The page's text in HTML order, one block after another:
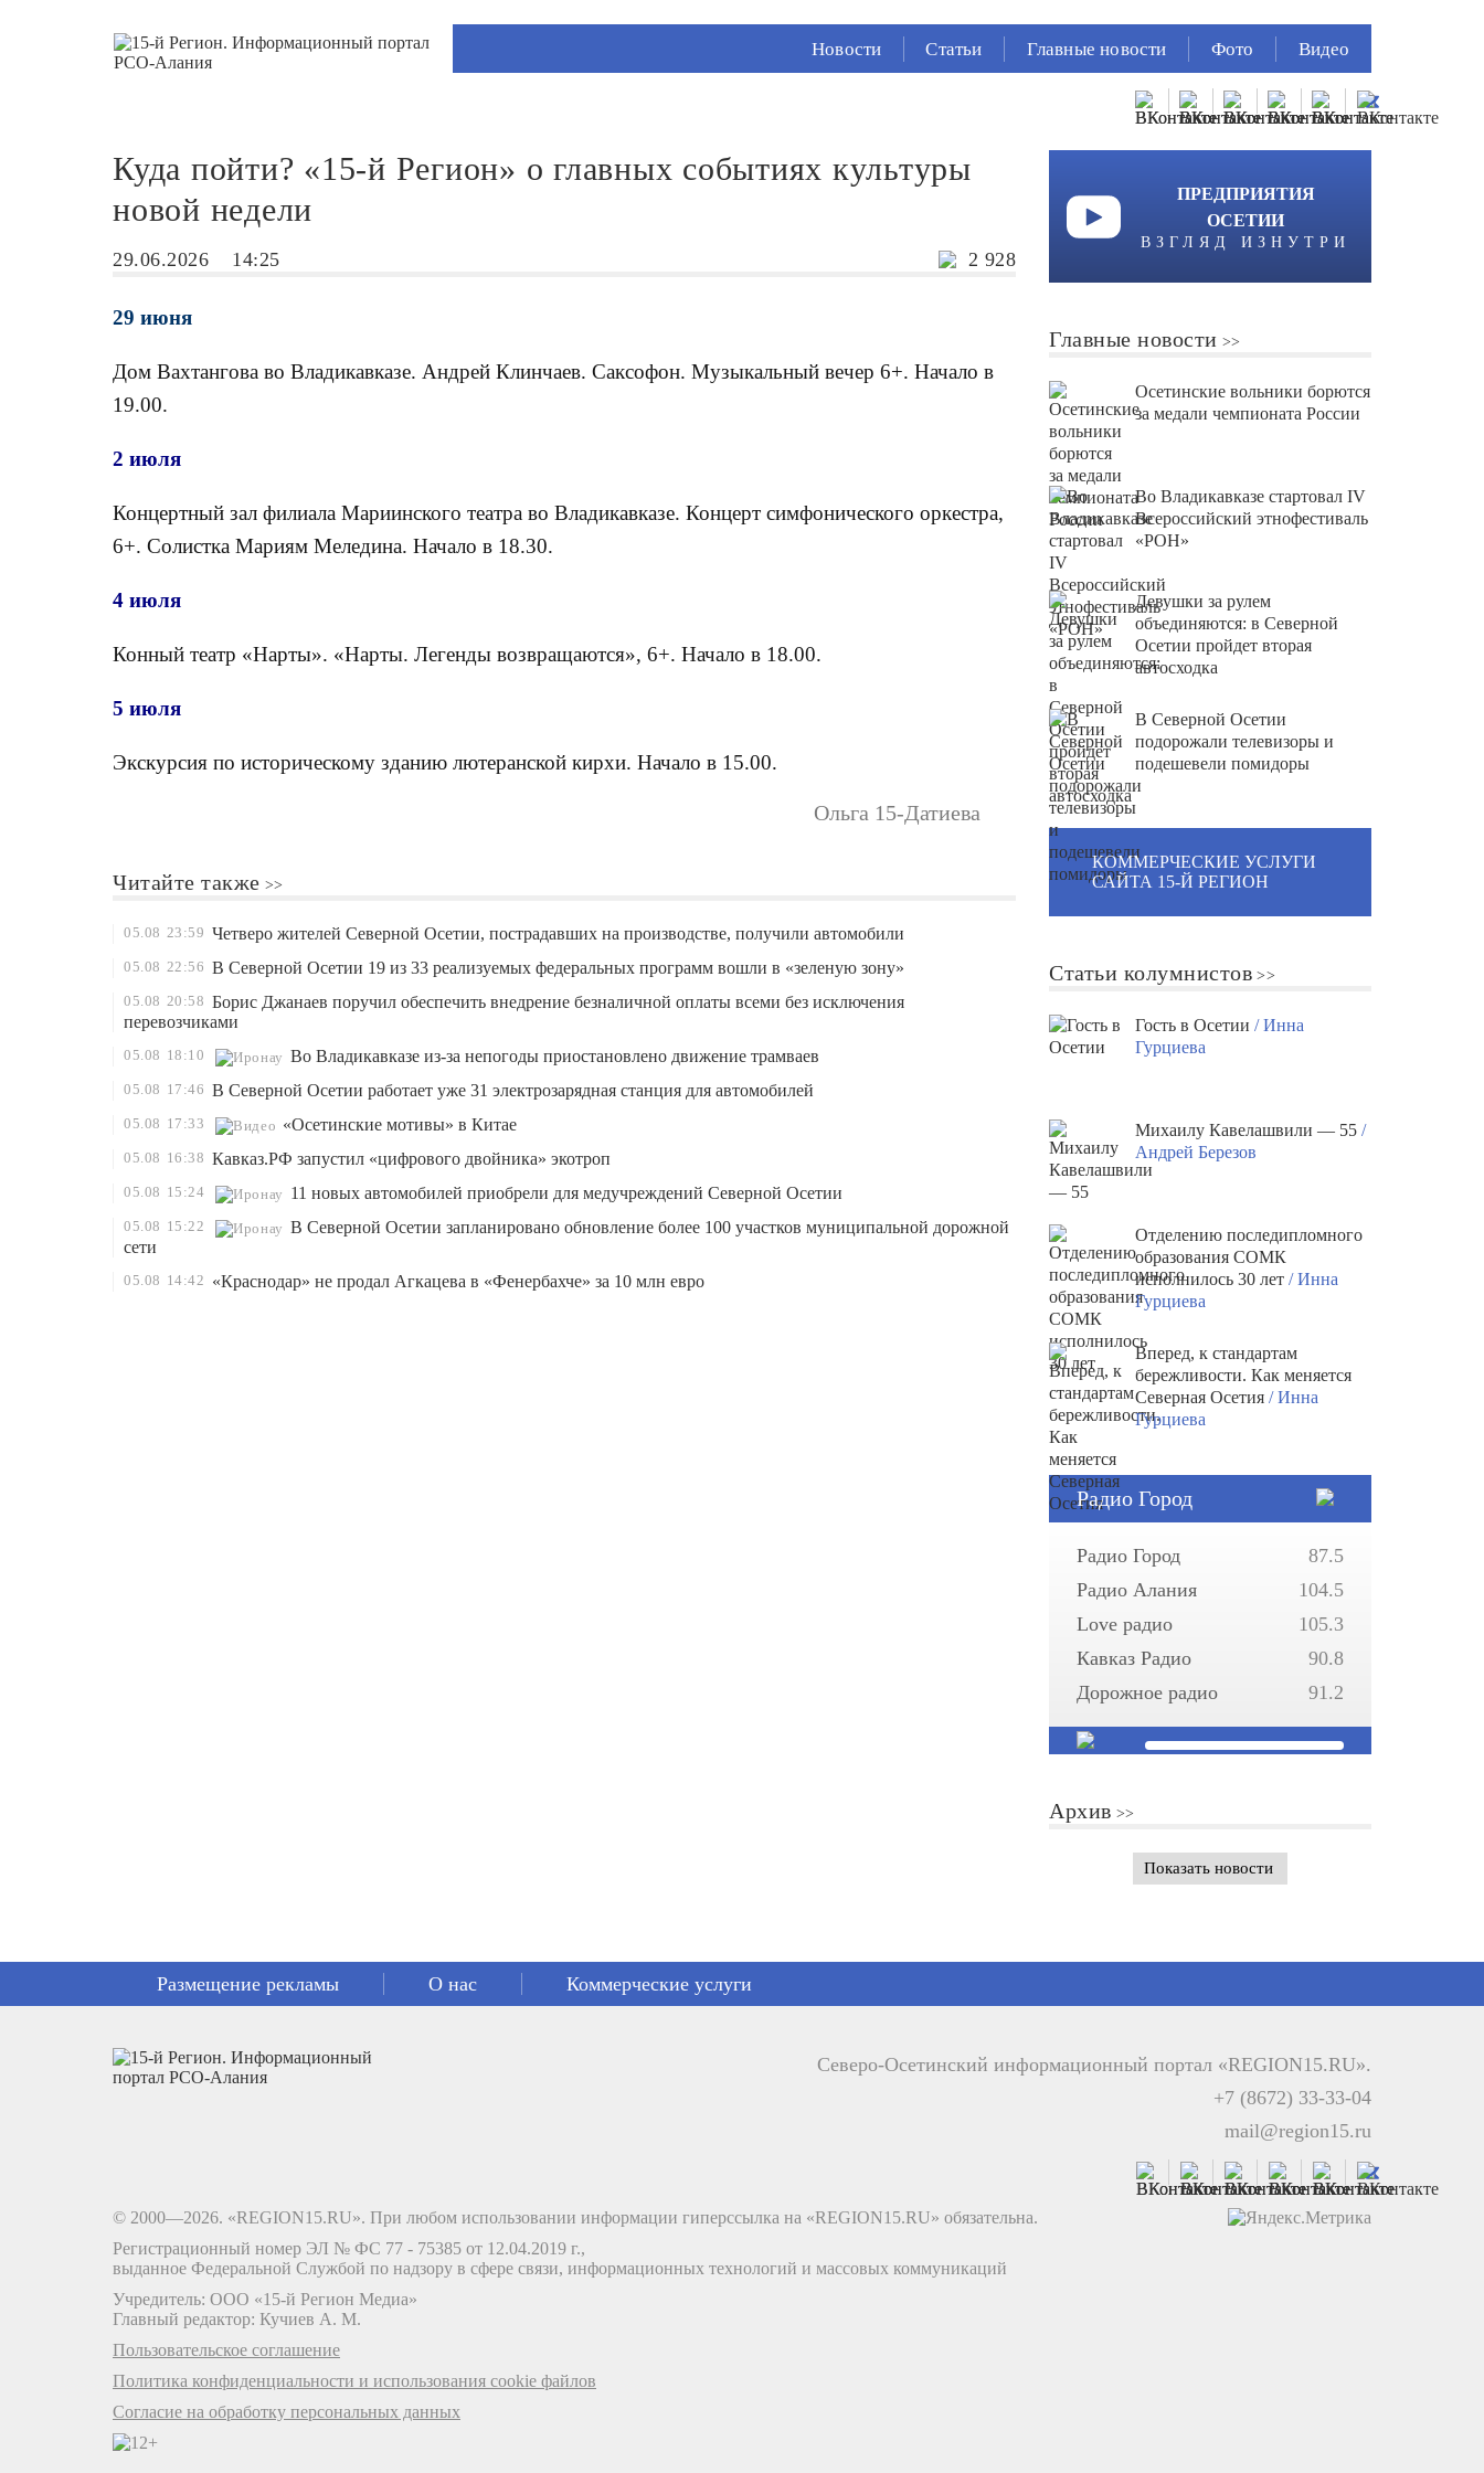
ВЛАДИКАВКАЗЕ
0.33 м/с
Новости Статьи Главные новости Фото Видео
Куда пойти? «15-й Регион» о главных событиях культуры
новой недели
29.06.2026 14:25 2 928
29 июня
Дом Вахтангова во Владикавказе. Андрей Клинчаев. Саксофон. Музыкальный вечер 6+. Начало в
19.00.
2 июля
Концертный зал филиала Мариинского театра во Владикавказе. Концерт симфонического оркестра,
6+. Солистка Мариям Меледина. Начало в 18.30.
4 июля
Конный театр «Нарты». «Нарты. Легенды возвращаются», 6+. Начало в 18.00.
5 июля
Экскурсия по историческому зданию лютеранской кирхи. Начало в 15.00.
Ольга 15-Датиева
Читайте также
05.08 23:59 Четверо жителей Северной Осетии, пострадавших на производстве, получили автомобили
05.08 22:56 В Северной Осетии 19 из 33 реализуемых федеральных программ вошли в «зеленую зону»
05.08 20:58 Борис Джанаев поручил обеспечить внедрение безналичной оплаты всеми без исключения
перевозчиками
05.08 18:10 Во Владикавказе из-за непогоды приостановлено движение трамваев
05.08 17:46 В Северной Осетии работает уже 31 электрозарядная станция для автомобилей
05.08 17:33 «Осетинские мотивы» в Китае
05.08 16:38 Кавказ.РФ запустил «цифрового двойника» экотроп
05.08 15:24 11 новых автомобилей приобрели для медучреждений Северной Осетии
05.08 15:22
В Северной Осетии запланировано обновление более 100 участков муниципальной дорожной
сети
05.08 14:42 «Краснодар» не продал Агкацева в «Фенербахче» за 10 млн евро
ПРЕДПРИЯТИЯ
ОСЕТИИ
ВЗГЛЯД ИЗНУТРИ
Главные новости
Осетинские вольники борются
за медали чемпионата России
Во Владикавказе стартовал IV
Всероссийский этнофестиваль
«РОН»
Девушки за рулем
объединяются: в Северной
Осетии пройдет вторая
автосходка
В Северной Осетии
подорожали телевизоры и
подешевели помидоры
КОММЕРЧЕСКИЕ УСЛУГИ
САЙТА 15-Й РЕГИОН
Статьи колумнистов
Гость в Осетии/ Инна
Гурциева
Михаилу Кавелашвили — 55/
Андрей Березов
Отделению последипломного
образования СОМК
исполнилось 30 лет/ Инна
Гурциева
Вперед, к стандартам
бережливости. Как меняется
Северная Осетия/ Инна
Гурциева
Радио Город
Радио Город
87.5
Радио Алания
104.5
Love радио
105.3
Кавказ Радио
90.8
Дорожное радио
91.2
Архив
Показать новости
Размещение рекламы О нас Коммерческие услуги
Северо-Осетинский информационный портал «REGION15.RU».
+7 (8672) 33-33-04
mail@region15.ru
© 2000—2026. «REGION15.RU». При любом использовании информации гиперссылка на «REGION15.RU» обязательна.
Регистрационный номер ЭЛ № ФС 77 - 75385 от 12.04.2019 г.,
выданное Федеральной Службой по надзору в сфере связи, информационных технологий и массовых коммуникаций
Учредитель: ООО «15-й Регион Медиа»
Главный редактор: Кучиев А. М.
Пользовательское соглашение
Политика конфиденциальности и использования cookie файлов
Согласие на обработку персональных данных